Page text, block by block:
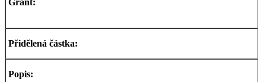
Grant:
Přidělená částka:
Popis: